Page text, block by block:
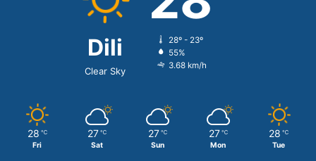
Dili
Clear Sky
28º - 23º
55%
3.68 km/h
28 ℃
Fri
27 ℃
Sat
27 ℃
Sun
27 ℃
Mon
28 ℃
Tue